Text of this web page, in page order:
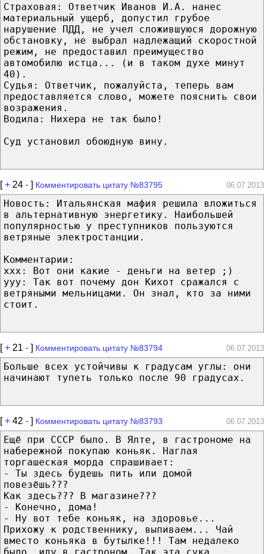
Страховая: Ответчик Иванов И.А. нанес
материальный ущерб, допустил грубое
нарушение ПДД, не учел сложившуюся дорожную
обстановку, не выбрал надлежащий скоростной
режим, не предоставил преимущество
автомобилю истца... (и в таком духе минут
40).
Судья: Ответчик, пожалуйста, теперь вам
предоставляется слово, можете пояснить свои
возражения.
Водила: Нихера не так было!
Суд установил обоюдную вину.
[+ 24 - ] Комментировать цитату №83795 06.07.2013
Новость: Итальянская мафия решила вложиться
в альтернативную энергетику. Наибольшей
популярностью у преступников пользуются
ветряные электростанции.
Комментарии:
xxx: Вот они какие - деньги на ветер ;)
yyy: Так вот почему дон Кихот сражался с
ветряными мельницами. Он знал, кто за ними
стоит.
[+ 21 - ] Комментировать цитату №83794 06.07.2013
Больше всех устойчивы к градусам углы: они
начинают тупеть только после 90 градусах.
[+ 42 - ] Комментировать цитату №83793 06.07.2013
Ещё при СССР было. В Ялте, в гастрономе на
набережной покупаю коньяк. Наглая
торгашеская морда спрашивает:
- Ты здесь будешь пить или домой
повезёшь???
Как здесь??? В магазине???
- Конечно, дома!
- Ну вот тебе коньяк, на здоровье...
Прихожу к родственнику, выпиваем... Чай
вместо коньяка в бутылке!!! Там недалеко
было, иду в гастроном. Так эта сука